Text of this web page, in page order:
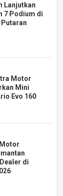
Lanjutkan
7 Podium di
Motor
Mini
Evo 160
di